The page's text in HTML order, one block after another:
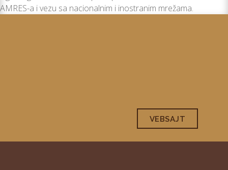
AMRES-a i vezu sa nacionalnim i inostranim mrežama.
VEBSAJT